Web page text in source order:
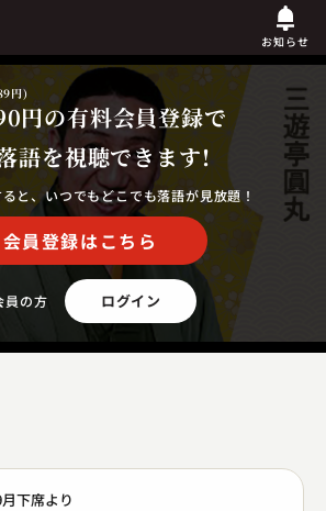
お知らせ
円
円)
の有料会員登録で
語を視聴できます!
と、いつでもどこでも落語が見放題！
会員登録はこちら
員の方 ログイン
下席より